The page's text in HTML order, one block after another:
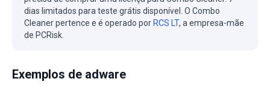
dias limitados para teste grátis disponível. O Combo
Cleaner pertence e é operado porRCS LT, a empresa-mãe
de PCRisk.
Exemplos de adware